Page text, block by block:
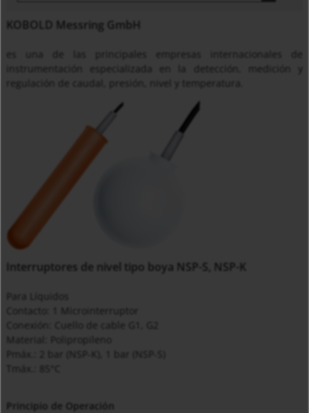
KOBOLD Messring GmbH
instrumentación especializada en la detección, medición y
regulación de caudal, presión, nivel y temperatura.
Interruptores de nivel tipo boya NSP-S, NSP-K
Contacto: 1 Microinterruptor
Conexión: Cuello de cable G1, G2
Material: Polipropileno
Pmáx.: 2 bar (NSP-K), 1 bar (NSP-S)
Tmáx.: 85°C
Principio de Operación